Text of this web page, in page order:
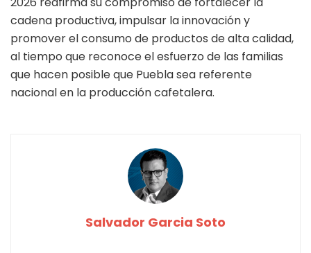
cadena productiva, impulsar la innovación y
promover el consumo de productos de alta calidad,
al tiempo que reconoce el esfuerzo de las familias
que hacen posible que Puebla sea referente
nacional en la producción cafetalera.
Salvador Garcia Soto